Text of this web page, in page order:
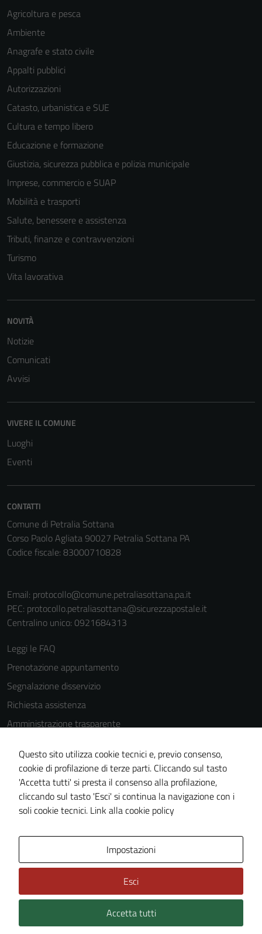
Agricoltura e pesca
Ambiente
Anagrafe e stato civile
Appalti pubblici
Autorizzazioni
Catasto, urbanistica e SUE
Cultura e tempo libero
Educazione e formazione
Giustizia, sicurezza pubblica e polizia municipale
Imprese, commercio e SUAP
Mobilità e trasporti
Salute, benessere e assistenza
Tributi, finanze e contravvenzioni
Turismo
Vita lavorativa
NOVITÀ
Notizie
Comunicati
Avvisi
VIVERE IL COMUNE
Luoghi
Eventi
CONTATTI
Comune di Petralia Sottana
Corso Paolo Agliata 90027 Petralia Sottana PA
Codice fiscale: 83000710828
Email: protocollo@comune.petraliasottana.pa.it
PEC: protocollo.petraliasottana@sicurezzapostale.it
Centralino unico: 0921684313
Leggi le FAQ
Prenotazione appuntamento
Segnalazione disservizio
Richiesta assistenza
Amministrazione trasparente
Cookie Policy
Note legali
Dichiarazione di accessibilità
Piano di miglioramento del sito
Area Privata
Questo sito utilizza cookie tecnici e, previo consenso,
cookie di profilazione di terze parti. Cliccando sul tasto
'Accetta tutti' si presta il consenso alla profilazione,
cliccando sul tasto 'Esci' si continua la navigazione con i
soli cookie tecnici. Link alla cookie policy
Impostazioni
Esci
Accetta tutti
per il
del sito e non
possono
essere
disabilitati.
Questi cookie
personali.